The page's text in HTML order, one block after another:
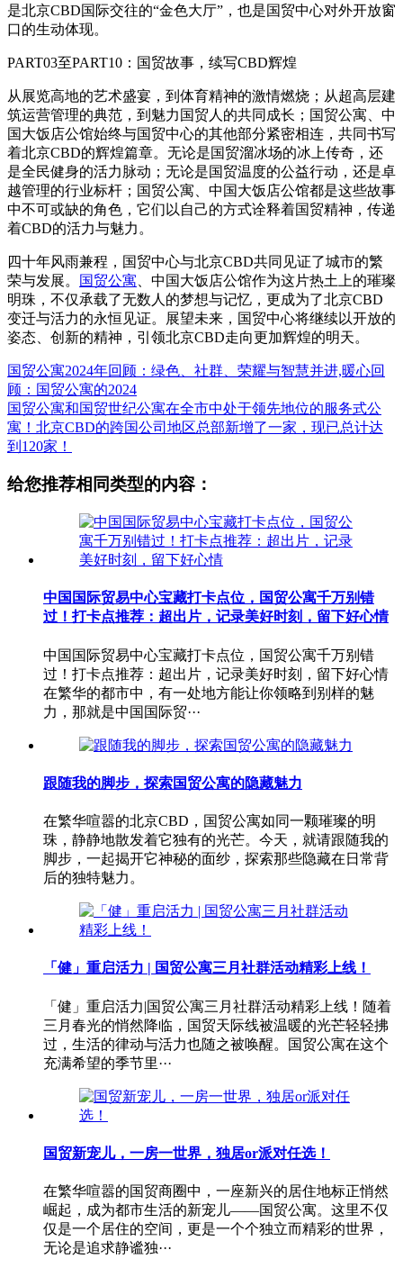
是北京CBD国际交往的“金色大厅”，也是国贸中心对外开放窗
口的生动体现。
PART03至PART10 ：国贸故事，续写CBD辉煌
从展览高地的艺术盛宴，到体育精神的激情燃烧；从超高层建
筑运营管理的典范，到魅力国贸人的共同成长；国贸公寓、中
国大饭店公馆始终与国贸中心的其他部分紧密相连，共同书写
着北京CBD的辉煌篇章。无论是国贸溜冰场的冰上传奇，还
是全民健身的活力脉动；无论是国贸温度的公益行动，还是卓
越管理的行业标杆；国贸公寓、中国大饭店公馆都是这些故事
中不可或缺的角色，它们以自己的方式诠释着国贸精神，传递
着CBD的活力与魅力。
四十年风雨兼程，国贸中心与北京CBD共同见证了城市的繁
荣与发展。
国贸公寓 、中国大饭店公馆作为这片热土上的璀璨
明珠，不仅承载了无数人的梦想与记忆，更成为了北京CBD
变迁与活力的永恒见证。展望未来，国贸中心将继续以开放的
姿态、创新的精神，引领北京CBD走向更加辉煌的明天。
国贸公寓2024年回顾：绿色、社群、荣耀与智慧并进,暖心回
顾：国贸公寓的2024
国贸公寓和国贸世纪公寓在全市中处于领先地位的服务式公
寓！北京CBD的跨国公司地区总部新增了一家，现已总计达
到120家！
给您推荐相同类型的内容：
中国国际贸易中心宝藏打卡点位，国贸公寓千万别错
过！打卡点推荐：超出片，记录美好时刻，留下好心情
中国国际贸易中心宝藏打卡点位，国贸公寓千万别错
过！打卡点推荐：超出片，记录美好时刻，留下好心情
在繁华的都市中，有一处地方能让你领略到别样的魅
力，那就是中国国际贸···
跟随我的脚步，探索国贸公寓的隐藏魅力
在繁华喧嚣的北京CBD，国贸公寓如同一颗璀璨的明
珠，静静地散发着它独有的光芒。今天，就请跟随我的
脚步，一起揭开它神秘的面纱，探索那些隐藏在日常背
后的独特魅力。
「健」重启活力 | 国贸公寓三月社群活动精彩上线！
「健」重启活力|国贸公寓三月社群活动精彩上线！随着
三月春光的悄然降临，国贸天际线被温暖的光芒轻轻拂
过，生活的律动与活力也随之被唤醒。国贸公寓在这个
充满希望的季节里···
国贸新宠儿，一房一世界，独居or派对任选！
在繁华喧嚣的国贸商圈中，一座新兴的居住地标正悄然
崛起，成为都市生活的新宠儿——国贸公寓。这里不仅
仅是一个居住的空间，更是一个个独立而精彩的世界，
无论是追求静谧独···